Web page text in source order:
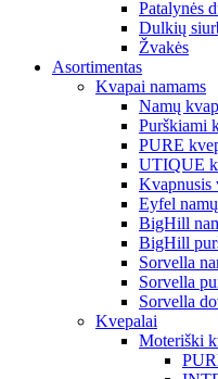
Patalynės
Dulkių
Žvakės
Asortimentas
Kvapai namams
Namų
Purškiami
PURE
UTIQUE
Kvapnusis
Eyfel
BigHill
BigHill
Sorvella
Sorvella
Sorvella
Kvepalai
Moteriški